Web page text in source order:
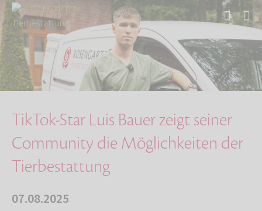
Start Über uns
Aktuelles
TikTok-Star Luis Bauer zeigt seiner Community…
TikTok-Star Luis Bauer zeigt seiner
Community die Möglichkeiten der
Tierbestattung
07.08.2025